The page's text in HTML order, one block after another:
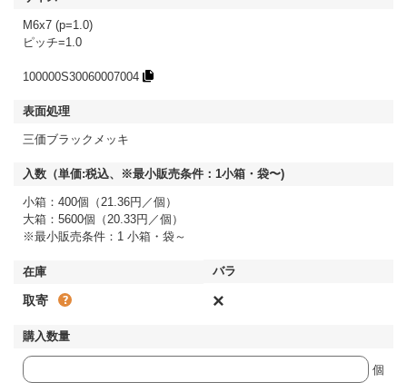
M6x7 (p=1.0)
ピッチ=1.0
100000S30060007004
三価ブラックメッキ
小箱：400個（21.36円／個）
大箱：5600個（20.33円／個）
※最小販売条件：1 小箱・袋～
取寄 ×
個